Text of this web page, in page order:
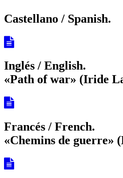
Castellano / Spanish.
Inglés / English.
«Path of war» (Iride
Francés / French.
«Chemins de guerre»